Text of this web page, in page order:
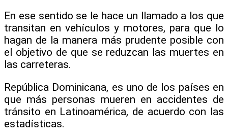
En ese sentido se le hace un llamado a los que
transitan en vehículos y motores, para que lo
hagan de la manera más prudente posible con
el objetivo de que se reduzcan las muertes en
las carreteras.
República Dominicana, es uno de los países en
que más personas mueren en accidentes de
tránsito en Latinoamérica, de acuerdo con las
estadísticas.